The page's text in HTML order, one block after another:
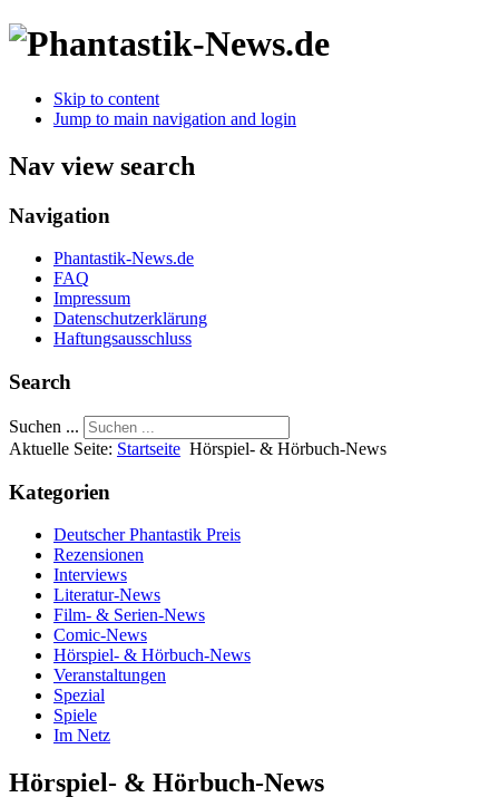
Skip to content
Jump to main navigation and login
Nav view search
Navigation
Phantastik-News.de
FAQ
Impressum
Datenschutzerklärung
Haftungsausschluss
Search
Suchen ...
Aktuelle Seite: Startseite Hörspiel- & Hörbuch-News
Kategorien
Deutscher Phantastik Preis
Rezensionen
Interviews
Literatur-News
Film- & Serien-News
Comic-News
Hörspiel- & Hörbuch-News
Veranstaltungen
Spezial
Spiele
Im Netz
Hörspiel- & Hörbuch-News